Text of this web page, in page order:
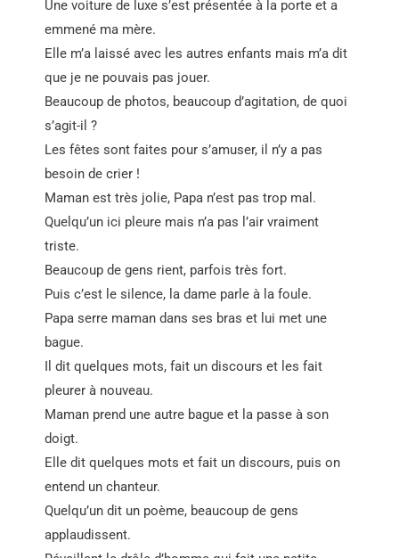
Une voiture de luxe s’est présentée à la porte et a
emmené ma mère.
Elle m’a laissé avec les autres enfants mais m’a dit
que je ne pouvais pas jouer.
Beaucoup de photos, beaucoup d’agitation, de quoi
s’agit-il ?
Les fêtes sont faites pour s’amuser, il n’y a pas
besoin de crier !
Maman est très jolie, Papa n’est pas trop mal.
Quelqu’un ici pleure mais n’a pas l’air vraiment
triste.
Beaucoup de gens rient, parfois très fort.
Puis c’est le silence, la dame parle à la foule.
Papa serre maman dans ses bras et lui met une
bague.
Il dit quelques mots, fait un discours et les fait
pleurer à nouveau.
Maman prend une autre bague et la passe à son
doigt.
Elle dit quelques mots et fait un discours, puis on
entend un chanteur.
Quelqu’un dit un poème, beaucoup de gens
applaudissent.